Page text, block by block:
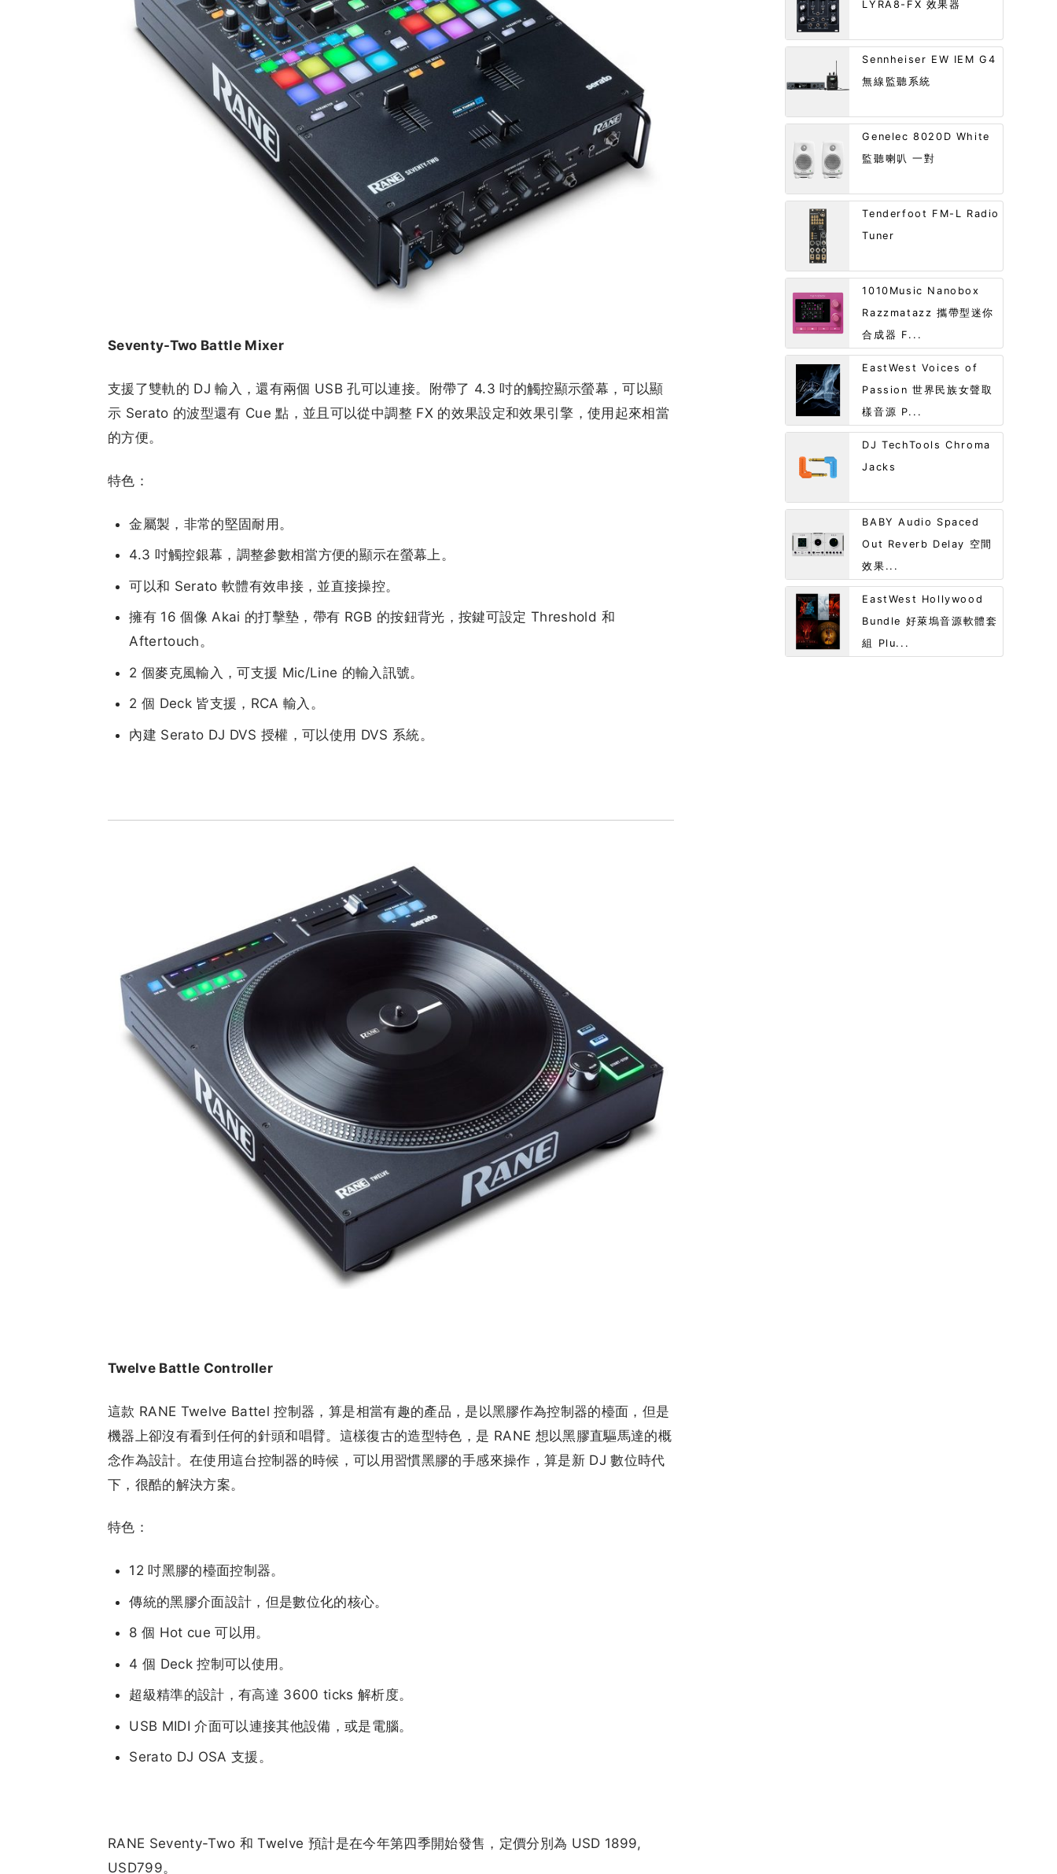
Seventy-Two Battle Mixer
支援了雙軌的 DJ 輸入，還有兩個 USB 孔可以連接。附帶了 4.3 吋的觸控顯示螢幕，可以顯
示 Serato 的波型還有 Cue 點，並且可以從中調整 FX 的效果設定和效果引擎，使用起來相當
的方便。
特色：
金屬製，非常的堅固耐用。
4.3 吋觸控銀幕，調整參數相當方便的顯示在螢幕上。
可以和 Serato 軟體有效串接，並直接操控。
擁有 16 個像 Akai 的打擊墊，帶有 RGB 的按鈕背光，按鍵可設定 Threshold 和
Aftertouch。
2 個麥克風輸入，可支援 Mic/Line 的輸入訊號。
2 個 Deck 皆支援，RCA 輸入。
內建 Serato DJ DVS 授權，可以使用 DVS 系統。
Twelve Battle Controller
這款 RANE Twelve Battel 控制器，算是相當有趣的產品，是以黑膠作為控制器的檯面，但是
機器上卻沒有看到任何的針頭和唱臂。這樣復古的造型特色，是 RANE 想以黑膠直驅馬達的概
念作為設計。在使用這台控制器的時候，可以用習慣黑膠的手感來操作，算是新 DJ 數位時代
下，很酷的解決方案。
特色：
12 吋黑膠的檯面控制器。
傳統的黑膠介面設計，但是數位化的核心。
8 個 Hot cue 可以用。
4 個 Deck 控制可以使用。
超級精準的設計，有高達 3600 ticks 解析度。
USB MIDI 介面可以連接其他設備，或是電腦。
Serato DJ OSA 支援。
RANE Seventy-Two 和 Twelve 預計是在今年第四季開始發售，定價分別為 USD 1899,
USD799。
LYRA8-FX 效果器
Sennheiser EW IEM G4
無線監聽系統
Genelec 8020D White
監聽喇叭 一對
Tenderfoot FM-L Radio
Tuner
1010Music Nanobox
Razzmatazz 攜帶型迷你
合成器 F...
EastWest Voices of
Passion 世界民族女聲取
樣音源 P...
DJ TechTools Chroma
Jacks
BABY Audio Spaced
Out Reverb Delay 空間
效果...
EastWest Hollywood
Bundle 好萊塢音源軟體套
組 Plu...